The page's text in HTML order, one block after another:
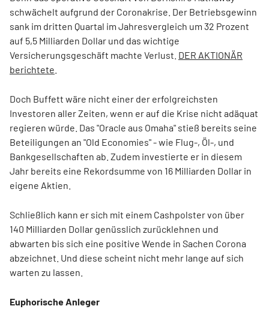
schwächelt aufgrund der Coronakrise. Der Betriebsgewinn
sank im dritten Quartal im Jahresvergleich um 32 Prozent
auf 5,5 Milliarden Dollar und das wichtige
Versicherungsgeschäft machte Verlust. DER AKTIONÄR
berichtete
Doch Buffett wäre nicht einer der erfolgreichsten
Investoren aller Zeiten, wenn er auf die Krise nicht adäquat
regieren würde. Das "Oracle aus Omaha" stieß bereits seine
Beteiligungen an "Old Economies" - wie Flug-, Öl-, und
Bankgesellschaften ab. Zudem investierte er in diesem
Jahr bereits eine Rekordsumme von 16 Milliarden Dollar in
eigene Aktien.
Schließlich kann er sich mit einem Cashpolster von über
140 Milliarden Dollar genüsslich zurücklehnen und
abwarten bis sich eine positive Wende in Sachen Corona
abzeichnet. Und diese scheint nicht mehr lange auf sich
warten zu lassen.
Euphorische Anleger